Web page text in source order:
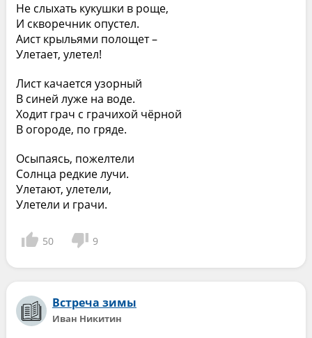
Не слыхать кукушки в роще,
И скворечник опустел.
Аист крыльями полощет –
Улетает, улетел!
Лист качается узорный
В синей луже на воде.
Ходит грач с грачихой чёрной
В огороде, по гряде.
Осыпаясь, пожелтели
Солнца редкие лучи.
Улетают, улетели,
Улетели и грачи.
50 9
Встреча зимы
Иван Никитин